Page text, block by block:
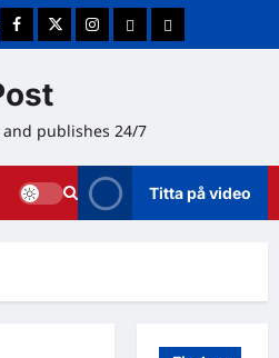
FacebookTwitterInstagramE-postCookie Policy
and publishes 24/7
Titta på video